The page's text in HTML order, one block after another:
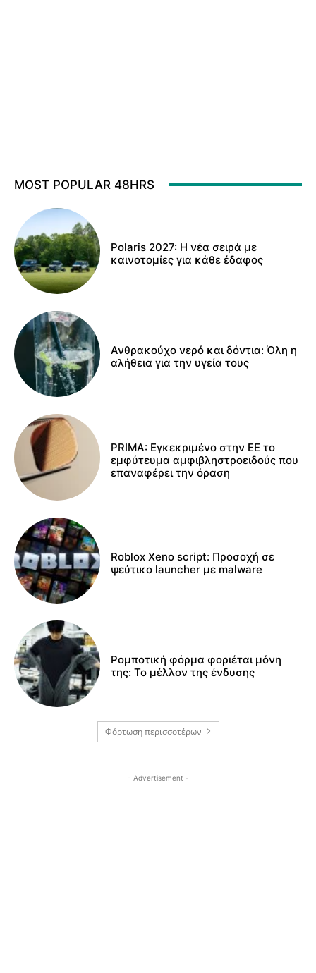
MOST POPULAR 48HRS
Polaris 2027: Η νέα σειρά με
καινοτομίες για κάθε έδαφος
Ανθρακούχο νερό και δόντια: Όλη η
αλήθεια για την υγεία τους
PRIMA: Εγκεκριμένο στην ΕΕ το
εμφύτευμα αμφιβληστροειδούς που
επαναφέρει την όραση
Roblox Xeno script: Προσοχή σε
ψεύτικο launcher με malware
Ρομποτική φόρμα φοριέται μόνη
της: Το μέλλον της ένδυσης
Φόρτωση περισσοτέρων
- Advertisement -